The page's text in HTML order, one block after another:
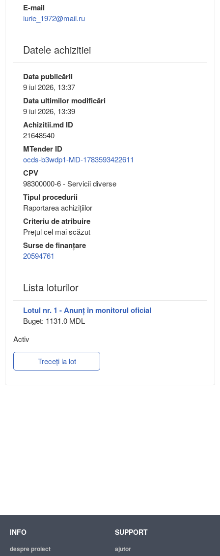
E-mail
iurie_1972@mail.ru
Datele achizitiei
Data publicării
9 iul 2026, 13:37
Data ultimilor modificări
9 iul 2026, 13:39
Achizitii.md ID
21648540
MTender ID
ocds-b3wdp1-MD-1783593422611
CPV
98300000-6 - Servicii diverse
Tipul procedurii
Raportarea achizițiilor
Criteriu de atribuire
Preţul cel mai scăzut
Surse de finanțare
20594761
Lista loturilor
Lotul nr. 1 - Anunț în monitorul oficial
Buget: 1131.0 MDL
Activ
Treceți la lot
INFO
despre proiect
SUPPORT
ajutor